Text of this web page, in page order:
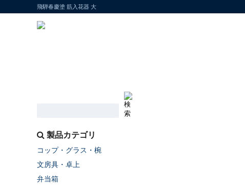
飛騨春慶塗 筋入花器 大
製品カテゴリ
コップ・グラス・椀
文房具・卓上
弁当箱